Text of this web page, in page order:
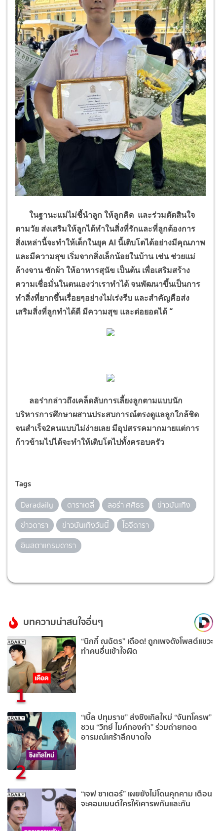
ในฐานะแม่ไม่ชี้นำลูก ให้ลูกคิด และร่วมตัดสินใจ
ตามวัย ส่งเสริมให้ลูกได้ทำในสิ่งที่รักและที่ลูกต้องการ
สิ่งเหล่านี้จะทำให้เด็กในยุค AI นี้เติบโตได้อย่างมีคุณภาพ
และมีความสุข เริ่มจากสิ่งเล็กน้อยในบ้าน เช่น ช่วยแม่
ล้างจาน ซักผ้า ให้อาหารสุนัข เป็นต้น เพื่อเสริมสร้าง
ความเชื่อมั่นในตนเองว่าเราทำได้ จนพัฒนาขึ้นเป็นการ
ทำสิ่งที่ยากขึ้นเรื่อยๆอย่างไม่เร่งรีบ และสำคัญคือส่ง
เสริมสิ่งที่ลูกทำได้ดี มีความสุข และต่อยอดได้ “
ลอร่ากล่าวถึงเคล็ดลับการเลี้ยงลูกตามแบบนัก
บริหารการศึกษาผสานประสบการณ์ตรงดูแลลูกใกล้ชิด
จนสำเร็จ2คนแบบไม่ง่ายเลย มีอุปสรรคมากมายแต่การ
ก้าวข้ามไปได้จะทำให้เติบโตไปทั้งครอบครัว
Tags
Daradaily ดาราเดลี่ ลอร่า ศศิธร
ข่าวบันเทิง
ข่าวดารา
ข่าวบันเทิงวันนี้
ไอจีดารา
อินสตาแกรมดารา
บทความน่าสนใจอื่นๆ
1
“นิกกี้ ณฉัตร” เดือด! ถูกเพจดังโพสต์แขวะ
ทำคนอื่นเข้าใจผิด
2
“เบิ้ล ปทุมราช” ส่งซิงเกิลใหม่ “จันทโครพ”
ชวน “วิทย์​ ไมค์ทองคำ” ร่วมถ่ายทอด
อารมณ์เศร้าลึกบาดใจ
“เจฟ ซาเตอร์” เผยยังไม่โดนคุกคาม เตือน
จะคอมเมนต์ใครให้เคารพกันและกัน